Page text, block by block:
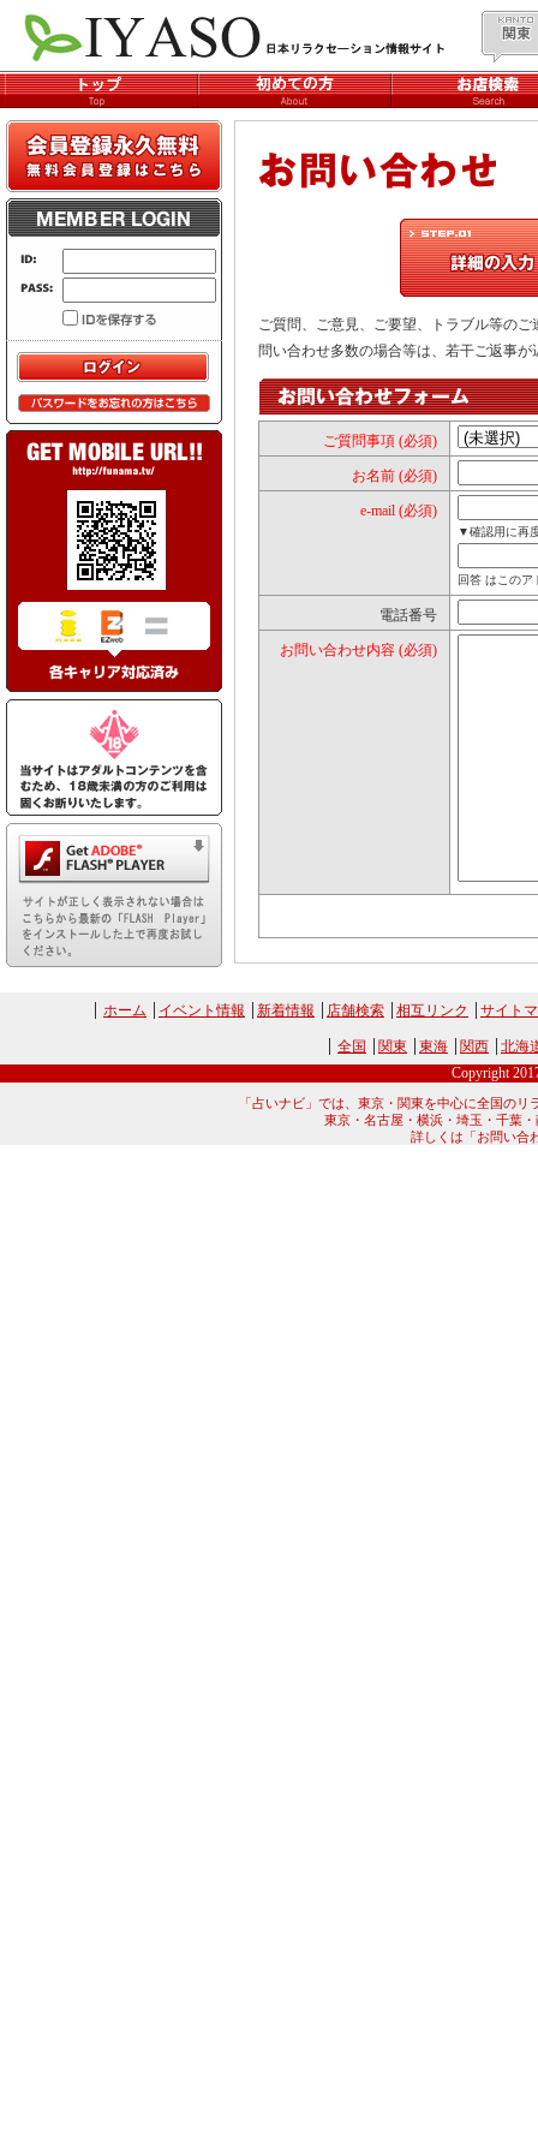
ご質問、ご意見、ご要望、トラブル等の
問い合わせ多数の場合等は、若干ご返事
ご質問事項 (必須)
お名前 (必須)
e-mail (必須)
▼確認用に再
回答 はこの
電話番号
お問い合わせ内容 (必須)
ホーム イベント情報 新着情報 店舗検索 相互リンク サイト
全国 関東 東海 関西
北海
Copyright
「占いナビ」では、東京・関東を中心に全国の
東京・名古屋・横浜・埼玉・千葉
詳しくは「お問い合